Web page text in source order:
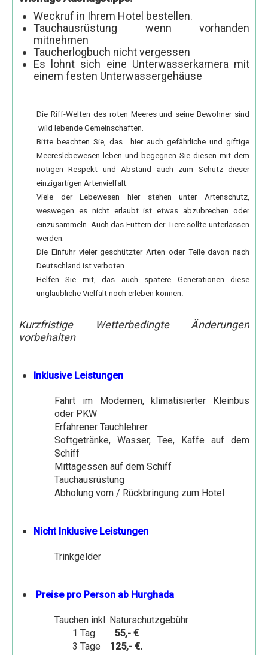
Dendera und Abydos Tempel
Sound & Licht Show am Karnak Tempel
Fahrt im Heißluftballon
Kamelreiten in Theben West
Elephantine Insel
Philae-Tempel - Staudamm - Unvollendeter Obelisk
Nubisches Museum
Motorbootfahrt zum nubischen Dorf
Simeonskloster
Abu Simbel mit dem Auto
Ab Alexandria Hafen
Alexandria Tagestour
Kairo Tagestour
Ab Safaga Hafen
Von Luxor in die Oase Kharga
Rundfahrt durch die westliche Wüste
Kairo und die Oase Fayum
Reisen Ägypten individuell
Reise - Mystisches Kairo
Reise - Mystisches Ägypten
Erlebnis Reise Kairo - Pyramiden
Luxor mit dem Fahrrad
Weckruf in Ihrem Hotel bestellen.
Tauchausrüstung wenn vorhanden
mitnehmen
Taucherlogbuch nicht vergessen
Es lohnt sich eine Unterwasserkamera mit
einem festen Unterwassergehäuse
Die Riff-Welten des roten Meeres und seine Bewohner sind
wild lebende Gemeinschaften.
Bitte beachten Sie, das hier auch gefährliche und giftige
Meereslebewesen leben und begegnen Sie diesen mit dem
nötigen Respekt und Abstand auch zum Schutz dieser
einzigartigen Artenvielfalt.
Viele der Lebewesen hier stehen unter Artenschutz,
weswegen es nicht erlaubt ist etwas abzubrechen oder
einzusammeln. Auch das Füttern der Tiere sollte unterlassen
werden.
Die Einfuhr vieler geschützter Arten oder Teile davon nach
Deutschland ist verboten.
Helfen Sie mit, das auch spätere Generationen diese
unglaubliche Vielfalt noch erleben können.
Kurzfristige Wetterbedingte Änderungen
vorbehalten
Inklusive Leistungen
Fahrt im Modernen, klimatisierter Kleinbus
oder PKW
Erfahrener Tauchlehrer
Softgetränke, Wasser, Tee, Kaffe auf dem
Schiff
Mittagessen auf dem Schiff
Tauchausrüstung
Abholung vom / Rückbringung zum Hotel
Nicht Inklusive Leistungen
Trinkgelder
Preise pro Person ab Hurghada
Tauchen inkl. Naturschutzgebühr
1 Tag 55,- €
3 Tage 125,- €.